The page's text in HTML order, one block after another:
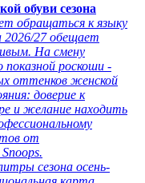
обуви сезона
обращаться к языку
2026/27 обещает
На смену
показной роскоши -
оттенков женской
доверие к
и желание находить
от
сезона осень-